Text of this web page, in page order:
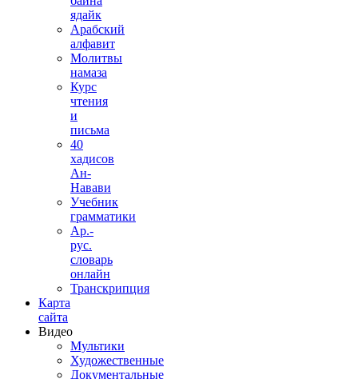
ядайк
Арабский
алфавит
Молитвы
намаза
Курс
чтения
и
письма
40
хадисов
Ан-
Навави
Учебник
грамматики
Ар.-
рус.
словарь
онлайн
Транскрипция
Карта
сайта
Видео
Мультики
Художественные
Документальные